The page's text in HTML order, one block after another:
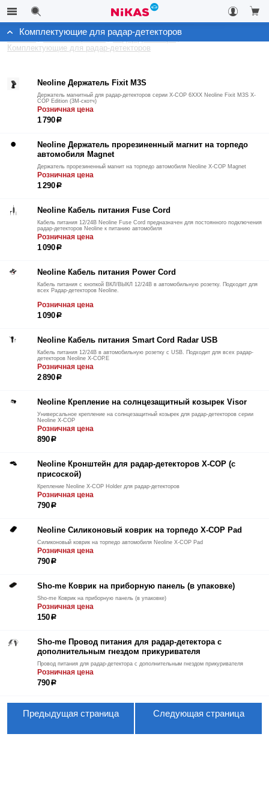
Автоэлектроника
Радар-детекторы
Комплектующие для радар-детекторов
Комплектующие для радар-детекторов
Neoline Держатель Fixit M3S
Держатель магнитный для радар-детекторов серии X-COP 6XXX Neoline Fixit M3S X-
COP Edition (3М-скотч)
Розничная цена
1 790р
Neoline Держатель прорезиненный магнит на торпедо
автомобиля Magnet
Держатель прорезиненный магнит на торпедо автомобиля Neoline X-COP Magnet
Розничная цена
1 290р
Neoline Кабель питания Fuse Cord
Кабель питания 12/24В Neoline Fuse Cord предназначен для постоянного подключения
радар-детекторов Neoline к питанию автомобиля
Розничная цена
1 090р
Neoline Кабель питания Power Cord
Кабель питания с кнопкой ВКЛ/ВЫКЛ 12/24В в автомобильную розетку. Подходит для
всех Радар-детекторов Neoline.
Розничная цена
1 090р
Neoline Кабель питания Smart Cord Radar USB
Кабель питания 12/24В в автомобильную розетку с USB. Подходит для всех радар-
детекторов Neoline Х-СОР.E
Розничная цена
2 890р
Neoline Крепление на солнцезащитный козырек Visor
Универсальное крепление на солнцезащитный козырек для радар-детекторов серии
Neoline X-COP
Розничная цена
890р
Neoline Кронштейн для радар-детекторов X-COP (с
присоской)
Крепление Neoline X-COP Holder для радар-детекторов
Розничная цена
790р
Neoline Силиконовый коврик на торпедо X-COP Pad
Силиконовый коврик на торпедо автомобиля Neoline X-COP Pad
Розничная цена
790р
Sho-me Коврик на приборную панель (в упаковке)
Sho-me Коврик на приборную панель (в упаковке)
Розничная цена
150р
Sho-me Провод питания для радар-детектора с
дополнительным гнездом прикуривателя
Провод питания для радар-детектора с дополнительным гнездом прикуривателя
Розничная цена
790р
Предыдущая страница Следующая страница